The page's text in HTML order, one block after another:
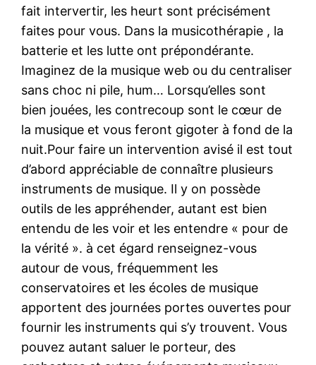
fait intervertir, les heurt sont précisément
faites pour vous. Dans la musicothérapie , la
batterie et les lutte ont prépondérante.
Imaginez de la musique web ou du centraliser
sans choc ni pile, hum… Lorsqu’elles sont
bien jouées, les contrecoup sont le cœur de
la musique et vous feront gigoter à fond de la
nuit.Pour faire un intervention avisé il est tout
d’abord appréciable de connaître plusieurs
instruments de musique. Il y on possède
outils de les appréhender, autant est bien
entendu de les voir et les entendre « pour de
la vérité ». à cet égard renseignez-vous
autour de vous, fréquemment les
conservatoires et les écoles de musique
apportent des journées portes ouvertes pour
fournir les instruments qui s’y trouvent. Vous
pouvez autant saluer le porteur, des